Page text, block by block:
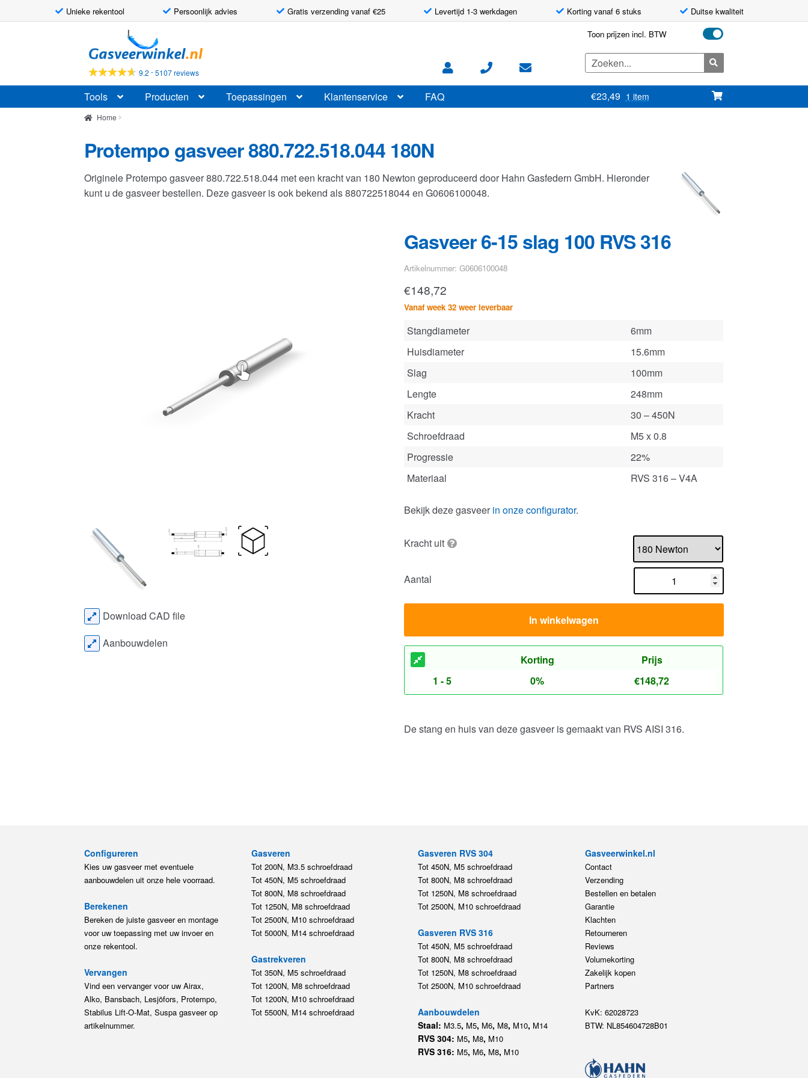
Unieke rekentool Persoonlijk advies Gratis verzending vanaf €25 Levertijd 1-3 werkdagen Korting vanaf 6 stuks Duitse kwaliteit
door
naar
navigatie
naar
de
inhoud
9.2 -5107 reviews
Toon prijzen incl. BTW
Zoeken
naar:
Tools Producten Toepassingen Klantenservice FAQ €23,49 1 item
Home
Protempo gasveer 880.722.518.044 180N
Originele Protempo gasveer 880.722.518.044 met een kracht van 180 Newton geproduceerd door Hahn Gasfedern GmbH. Hieronder
kunt u de gasveer bestellen. Deze gasveer is ook bekend als 880722518044 en G0606100048.
Gasveer 6-15 slag 100 RVS 316
Artikelnummer: G0606100048
€148,72
Vanaf week 32 weer leverbaar
Stangdiameter
6mm
Huisdiameter
15.6mm
Slag
100mm
Lengte
248mm
Kracht
30 – 450N
Schroefdraad
M5 x 0.8
Progressie
22%
Materiaal
RVS 316 – V4A
Bekijk deze gasveer in onze configurator.
Kracht uit
Aantal
In winkelwagen
Korting
Prijs
1 - 5
0% €148,72
De stang en huis van deze gasveer is gemaakt van RVS AISI 316.
Download CAD file
Aanbouwdelen
Configureren
Kies uw gasveer met eventuele
aanbouwdelen uit onze hele voorraad.
Berekenen
Bereken de juiste gasveer en montage
voor uw toepassing met uw invoer en
onze rekentool.
Vervangen
Vind een vervanger voor uw Airax,
Alko, Bansbach, Lesjöfors, Protempo,
Stabilus Lift-O-Mat, Suspa gasveer op
artikelnummer.
Gasveren
Tot 200N, M3.5 schroefdraad
Tot 450N, M5 schroefdraad
Tot 800N, M8 schroefdraad
Tot 1250N, M8 schroefdraad
Tot 2500N, M10 schroefdraad
Tot 5000N, M14 schroefdraad
Gastrekveren
Tot 350N, M5 schroefdraad
Tot 1200N, M8 schroefdraad
Tot 1200N, M10 schroefdraad
Tot 5500N, M14 schroefdraad
Gasveren RVS 304
Tot 450N, M5 schroefdraad
Tot 800N, M8 schroefdraad
Tot 1250N, M8 schroefdraad
Tot 2500N, M10 schroefdraad
Gasveren RVS 316
Tot 450N, M5 schroefdraad
Tot 800N, M8 schroefdraad
Tot 1250N, M8 schroefdraad
Tot 2500N, M10 schroefdraad
Aanbouwdelen
Staal: M3.5, M5, M6, M8, M10, M14
RVS 304: M5, M8, M10
RVS 316: M5, M6, M8, M10
Gasveerwinkel.nl
Contact
Verzending
Bestellen en betalen
Garantie
Klachten
Retourneren
Reviews
Volumekorting
Zakelijk kopen
Partners
KvK: 62028723
BTW: NL854604728B01